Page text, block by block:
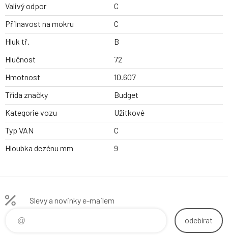
Valivý odpor
C
Přilnavost na mokru
C
Hluk tř.
B
Hlučnost
72
Hmotnost
10.607
Třída značky
Budget
Kategorie vozu
Užitkové
Typ VAN
C
Hloubka dezénu mm
9
Slevy a novinky e-mailem
odebírat